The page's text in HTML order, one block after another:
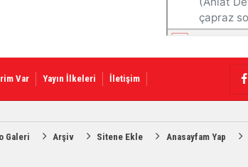
Var Yayın İlkeleri
İletişim
Galeri Arşiv Sitene Ekle Anasayfam Yap